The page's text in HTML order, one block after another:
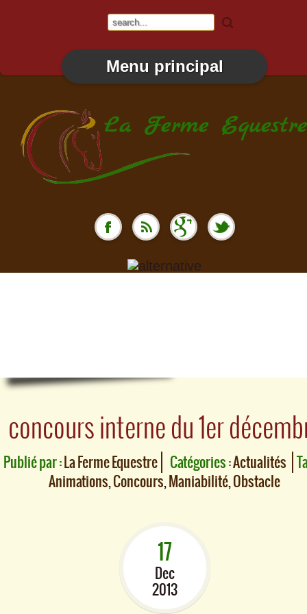
Menu principal
concours interne du 1er
Publié par :La Ferme Equestre Catégories :Actualités
Animations,Concours,Maniabilité,Obstacle
17
Dec
2013